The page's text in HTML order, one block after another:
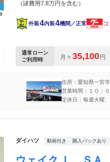
（諸費用7.8万円を含む）
外装4内装4機関／正常 コ
通常ローン
ご利用時
月々 35,100円
住所：愛知県一宮
営業時間：１０：
定休日：毎週火曜
ダイハツ 動画付き 購入パックあり